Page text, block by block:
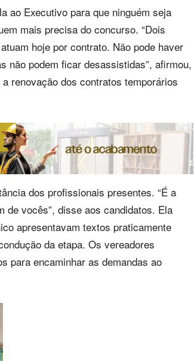
ao Executivo para que ninguém seja
mais precisa do concurso. “Dois
hoje por contrato. Não pode haver
não podem ficar desassistidas”, afirmou,
renovação dos contratos temporários
dos profissionais presentes. “É a
de vocês”, disse aos candidatos. Ela
apresentavam textos praticamente
da etapa. Os vereadores
para encaminhar as demandas ao